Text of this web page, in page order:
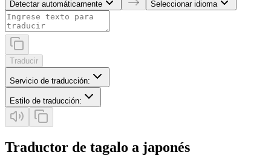
Detectar automáticamente Seleccionar idioma
Traducir
Servicio de traducción:
Estilo de traducción:
Traductor de tagalo a japonés